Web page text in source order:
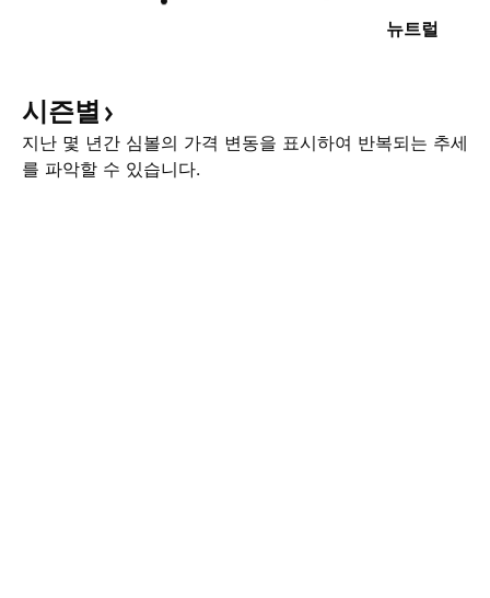
뉴트럴
시즌별
지난 몇 년간 심볼의 가격 변동을 표시하여 반복되는 추세
를 파악할 수 있습니다.